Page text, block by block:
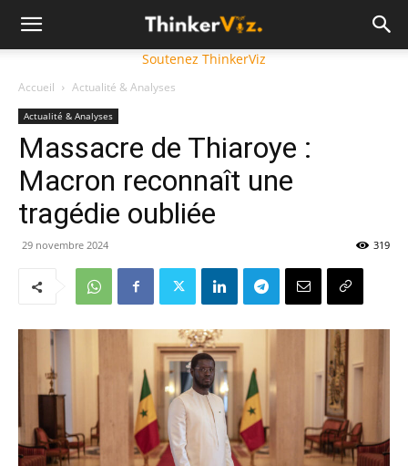
Soutenez ThinkerViz
Accueil Actualité & Analyses
Actualité & Analyses
Massacre de Thiaroye :
Macron reconnaît une
tragédie oubliée
29 novembre 2024 319